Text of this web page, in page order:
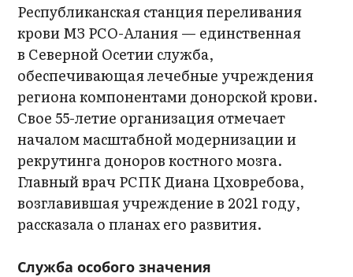
Республиканская станция переливания
крови МЗ РСО-Алания — единственная
в Северной Осетии служба,
обеспечивающая лечебные учреждения
региона компонентами донорской крови.
Свое 55-летие организация отмечает
началом масштабной модернизации и
рекрутинга доноров костного мозга.
Главный врач РСПК Диана Цховребова,
возглавившая учреждение в 2021 году,
рассказала о планах его развития.
Служба особого значения